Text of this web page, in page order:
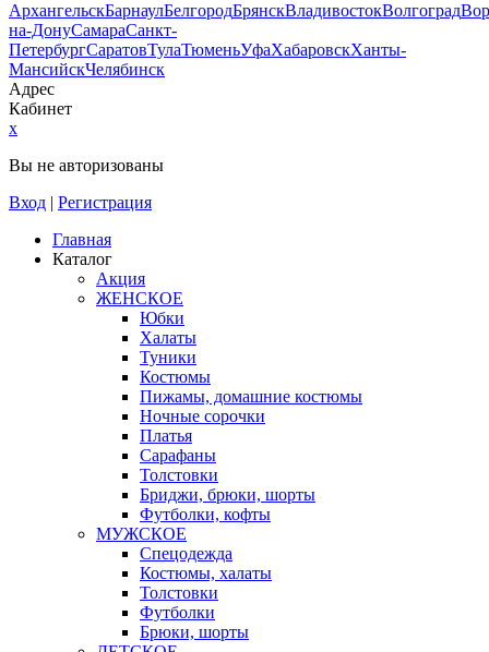
АрхангельскБарнаулБелгородБрянскВладивостокВолгоград
на-ДонуСамараСанкт-
ПетербургСаратовТулаТюменьУфаХабаровскХанты-
МансийскЧелябинск
Адрес
Кабинет
x
Вы не авторизованы
Вход | Регистрация
Главная
Каталог
Акция
ЖЕНСКОЕ
Юбки
Халаты
Туники
Костюмы
Пижамы, домашние костюмы
Ночные сорочки
Платья
Сарафаны
Толстовки
Бриджи, брюки, шорты
Футболки, кофты
МУЖСКОЕ
Спецодежда
Костюмы, халаты
Толстовки
Футболки
Брюки, шорты